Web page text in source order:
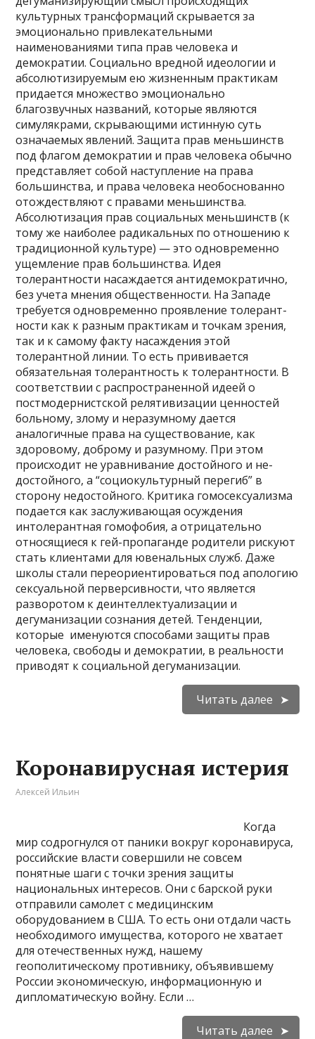
культурных трансформаций скрывается за
эмоционально привлекательными
наименованиями типа прав человека и
демократии. Социально вредной идеологии и
абсолютизируемым ею жизненным практикам
придается множество эмоционально
благозвучных названий, которые являются
симулякрами, скрывающими истинную суть
означаемых явлений. Защита прав меньшинств
под флагом демократии и прав человека обычно
представляет собой наступление на права
большинства, и права человека необоснованно
отождествляют с правами меньшинства.
Абсолютизация прав социальных меньшинств (к
тому же наиболее радикальных по отношению к
традиционной культуре) — это одновременно
ущемление прав большинства. Идея
толерантности насаждается антидемократично,
без учета мнения общественности. На Западе
требуется одновременно проявление толерант­
ности как к разным практикам и точкам зрения,
так и к самому факту насаждения этой
толерантной линии. То есть прививается
обязательная толерантность к толерантности. В
соответствии с распространенной идеей о
постмодернистской релятивизации ценностей
больному, злому и неразумному дается
аналогичные права на существование, как
здоровому, доброму и разумному. При этом
происходит не уравнивание достойного и не­
достойного, а “социокультурный перегиб” в
сторону недостойного. Критика гомосексуализма
подается как заслуживающая осуждения
интолерантная гомофобия, а отрицательно
относящиеся к гей-пропаганде родители рискуют
стать клиентами для ювенальных служб. Даже
школы стали переориентиро­ваться под апологию
сексуальной перверсивности, что является
разворотом к деинтеллектуализации и
дегуманизации сознания детей. Тенденции,
которые именуются способами защиты прав
человека, свободы и демократии, в реаль­ности
приводят к социальной дегуманизации.
Читать далее
Коронавирусная истерия
Алексей Ильин
Когда
мир содрогнулся от паники вокруг коронавируса,
российские власти совершили не совсем
понятные шаги с точки зрения защиты
национальных интересов. Они с барской руки
отправили самолет с медицинским
оборудованием в США. То есть они отдали часть
необходимого имущества, которого не хватает
для отечественных нужд, нашему
геополитическому противнику, объявившему
России экономическую, информационную и
дипломатическую войну. Если …
Читать далее